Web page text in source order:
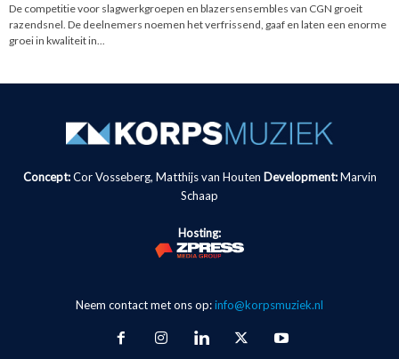
De competitie voor slagwerkgroepen en blazersensembles van CGN groeit
razendsnel. De deelnemers noemen het verfrissend, gaaf en laten een enorme
groei in kwaliteit in...
Concept:Cor Vosseberg, Matthijs van Houten Development: Marvin
Schaap
Hosting:
Neem contact met ons op:info@korpsmuziek.nl